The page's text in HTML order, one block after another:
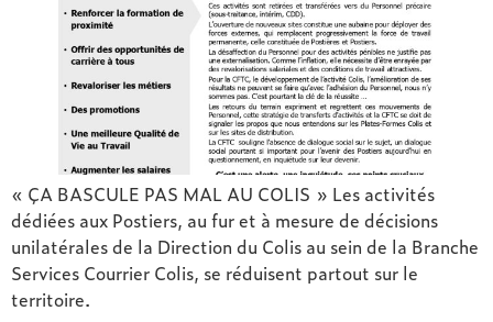
« ÇA BASCULE PAS MAL AU COLIS » Les activités
dédiées aux Postiers, au fur et à mesure de décisions
unilatérales de la Direction du Colis au sein de la Branche
Services Courrier Colis, se réduisent partout sur le
territoire.